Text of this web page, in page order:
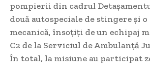
pompierii din cadrul
două autospeciale de stingere și o
mecanică, însoțiți de un echipaj
C2 de la Serviciul de Ambulanță
În total, la misiune au participat